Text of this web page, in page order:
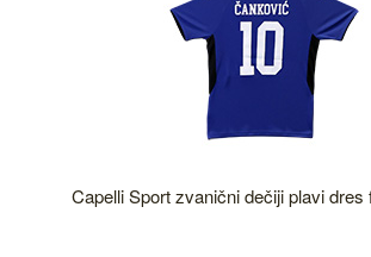
Capelli Sport zvanični dečiji plavi dres